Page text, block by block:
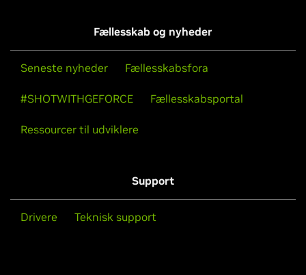
Fællesskab og nyheder
Seneste nyheder Fællesskabsfora
#SHOTWITHGEFORCE Fællesskabsportal
Ressourcer til udviklere
Support
Drivere Teknisk support